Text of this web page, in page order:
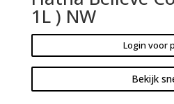
1L ) NW
Login voor
Bekijk